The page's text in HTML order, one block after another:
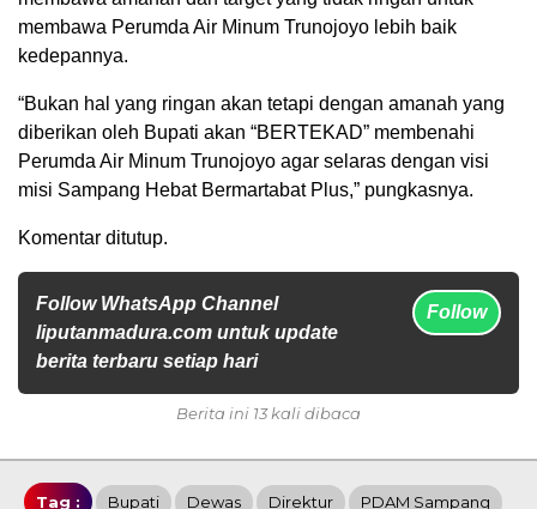
membawa Perumda Air Minum Trunojoyo lebih baik
kedepannya.
“Bukan hal yang ringan akan tetapi dengan amanah yang
diberikan oleh Bupati akan “BERTEKAD” membenahi
Perumda Air Minum Trunojoyo agar selaras dengan visi
misi Sampang Hebat Bermartabat Plus,” pungkasnya.
Komentar ditutup.
Follow WhatsApp Channel
liputanmadura.com untuk update
berita terbaru setiap hari
Follow
Berita ini 13 kali dibaca
Tag : Bupati Dewas Direktur PDAM Sampang